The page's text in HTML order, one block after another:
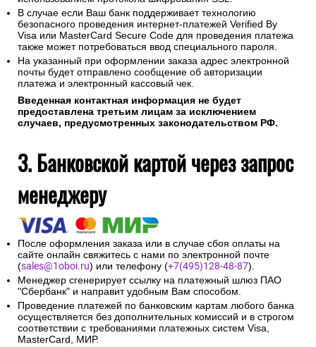
В случае если Ваш банк поддерживает технологию
безопасного проведения интернет-платежей Verified By
Visa или MasterCard Secure Code для проведения платежа
также может потребоваться ввод специального пароля.
На указанный при оформлении заказа адрес электронной
почты будет отправлено сообщение об авторизации
платежа и электронный кассовый чек.
Введенная контактная информация не будет
предоставлена третьим лицам за исключением
случаев, предусмотренных законодательством РФ.
3. Банковской картой через запрос
менеджеру
После оформления заказа или в случае сбоя оплаты на
сайте онлайн свяжитесь с нами по электронной почте
(sales@1oboi.ru) или телефону (+7(495)128-48-87).
Менеджер сгенерирует ссылку на платежный шлюз ПАО
"Сбербанк" и направит удобным Вам способом.
Проведение платежей по банковским картам любого банка
осуществляется без дополнительных комиссий и в строгом
соответствии с требованиями платежных систем Visa,
MasterCard, МИР.